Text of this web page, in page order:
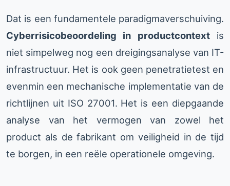
Dat is een fundamentele paradigmaverschuiving.
Cyberrisicobeoordeling in productcontextis
niet simpelweg nog een dreigingsanalyse van IT-
infrastructuur. Het is ook geen penetratietest en
evenmin een mechanische implementatie van de
richtlijnen uit ISO 27001. Het is een diepgaande
analyse van het vermogen van zowel het
product als de fabrikant om veiligheid in de tijd
te borgen, in een reële operationele omgeving.